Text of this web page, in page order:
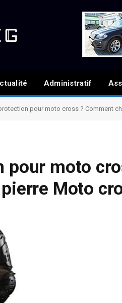
Administratif
pour moto cross ? Comment
pour moto
Moto